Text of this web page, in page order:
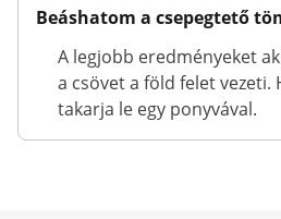
Beáshatom a csepegtető
A legjobb eredményeket
a csövet a föld felet vezeti.
takarja le egy ponyvával.